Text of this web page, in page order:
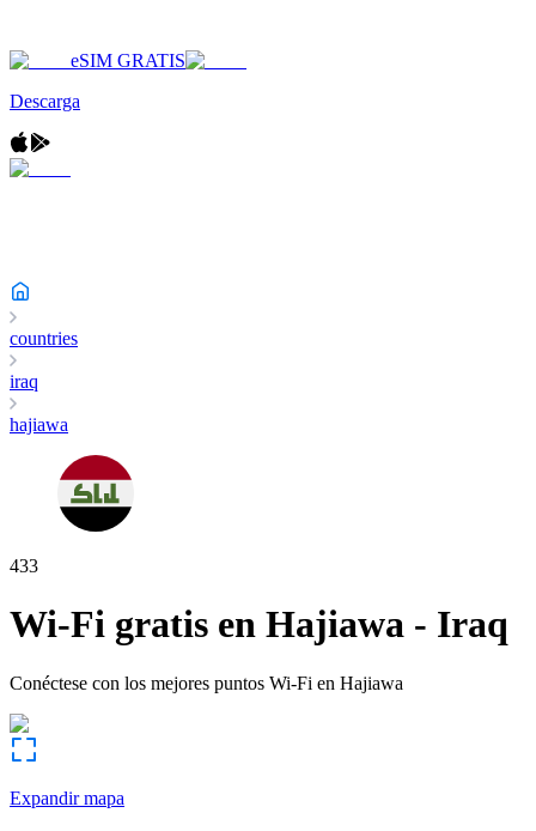
eSIM GRATIS
Descarga
countries
iraq
hajiawa
433
Wi-Fi gratis en Hajiawa - Iraq
Conéctese con los mejores puntos Wi-Fi en Hajiawa
Expandir mapa